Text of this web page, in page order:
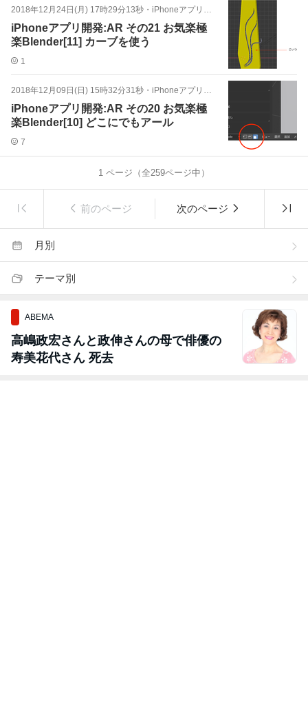
2018年12月24日(月) 17時29分13秒 ・ iPhoneアプリ開発：AR
iPhoneアプリ開発:AR その21 お気楽極
楽Blender[11] カーブを使う
1
2018年12月09日(日) 15時32分31秒 ・ iPhoneアプリ開発：AR
iPhoneアプリ開発:AR その20 お気楽極
楽Blender[10] どこにでもアール
7
1 ページ（全259ページ中）
前のページ 次のページ
月別
テーマ別
ABEMA
高嶋政宏さんと政伸さんの母で俳優の
寿美花代さん 死去